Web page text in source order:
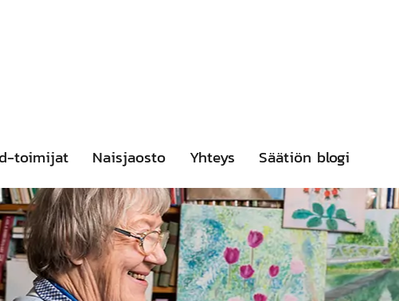
toimijat Naisjaosto Yhteys Säätiön blogi